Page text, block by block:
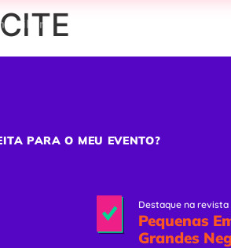
Building
PARA O MEU EVENTO?
Destaque na revista
Pequenas
Grandes